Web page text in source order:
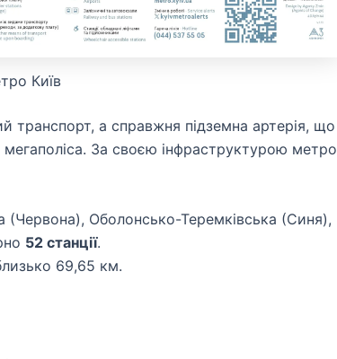
Київ
транспорт, а справжня підземна артерія, що
мегаполіса. За своєю інфраструктурою метро
Оболонсько-Теремківська (Синя),
52 станції.
69,65 км.